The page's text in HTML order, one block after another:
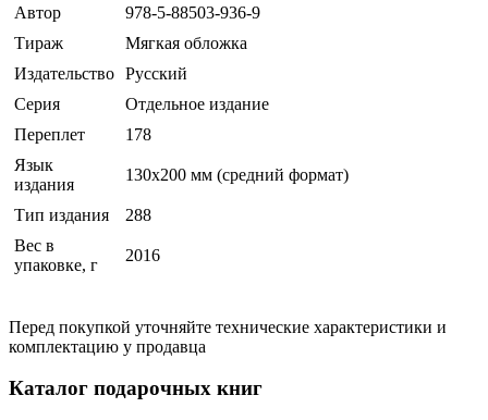
Автор
978-5-88503-936-9
Тираж
Мягкая обложка
Издательство Русский
Серия
Отдельное издание
Переплет
178
Язык
издания
130х200 мм (средний формат)
Тип издания
288
Вес в
упаковке, г
2016
Перед покупкой уточняйте технические характеристики и
комплектацию у продавца
Каталог подарочных книг